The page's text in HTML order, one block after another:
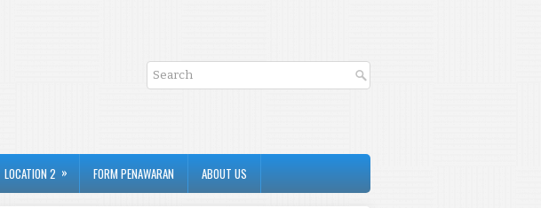
LOCATION 2 » FORM PENAWARAN ABOUT US